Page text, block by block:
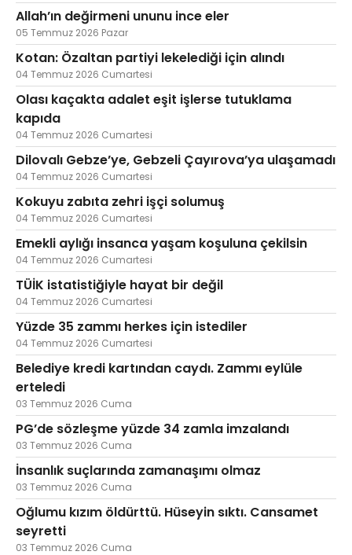
Allah’ın değirmeni ununu ince eler
05 Temmuz 2026 Pazar
Kotan: Özaltan partiyi lekelediği için alındı
04 Temmuz 2026 Cumartesi
Olası kaçakta adalet eşit işlerse tutuklama
kapıda
04 Temmuz 2026 Cumartesi
Dilovalı Gebze’ye, Gebzeli Çayırova’ya ulaşamadı
04 Temmuz 2026 Cumartesi
Kokuyu zabıta zehri işçi solumuş
04 Temmuz 2026 Cumartesi
Emekli aylığı insanca yaşam koşuluna çekilsin
04 Temmuz 2026 Cumartesi
TÜİK istatistiğiyle hayat bir değil
04 Temmuz 2026 Cumartesi
Yüzde 35 zammı herkes için istediler
04 Temmuz 2026 Cumartesi
Belediye kredi kartından caydı. Zammı eylüle
erteledi
03 Temmuz 2026 Cuma
PG’de sözleşme yüzde 34 zamla imzalandı
03 Temmuz 2026 Cuma
İnsanlık suçlarında zamanaşımı olmaz
03 Temmuz 2026 Cuma
Oğlumu kızım öldürttü. Hüseyin sıktı. Cansamet
seyretti
03 Temmuz 2026 Cuma